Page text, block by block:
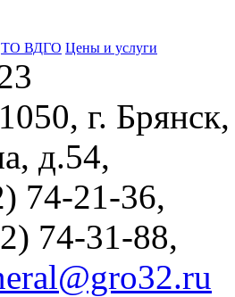
ТО ВДГО Цены и услуги
г. Брянск,
д.54,
74-21-36,
74-31-88,